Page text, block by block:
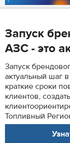
Запуск
АЗС - это
Запуск
актуальный шаг
краткие сроки
клиентов,
Топливный